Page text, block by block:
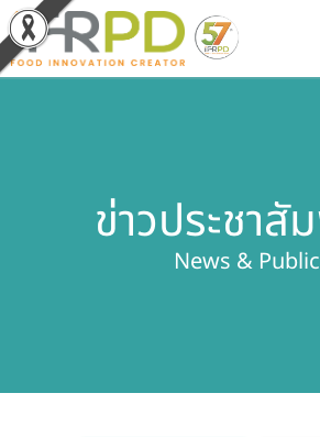
ผลิตภัณฑ์และจำหน่าย
เกี่ยวกับสถาบัน
ข่าวประชาสั
News & Public